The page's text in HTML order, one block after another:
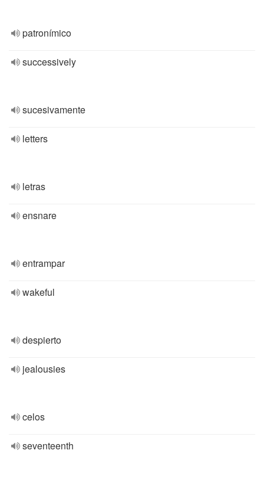
patronímico
successively
sucesivamente
letters
letras
ensnare
entrampar
wakeful
despierto
jealousies
celos
seventeenth